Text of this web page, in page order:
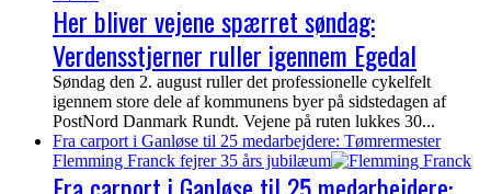
Her bliver vejene spærret søndag:
Verdensstjerner ruller igennem Egedal
Søndag den 2. august ruller det professionelle cykelfelt
igennem store dele af kommunens byer på sidstedagen af
PostNord Danmark Rundt. Vejene på ruten lukkes 30...
Fra carport i Ganløse til 25 medarbejdere: Tømrermester
Flemming Franck fejrer 35 års jubilæum